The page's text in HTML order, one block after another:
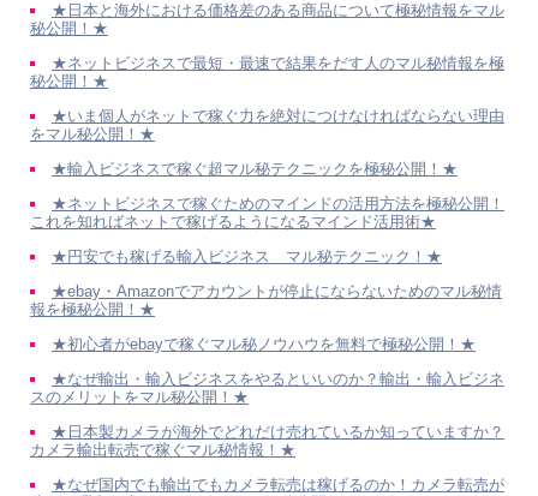
★日本と海外における価格差のある商品について極秘情報をマル
秘公開！★
★ネットビジネスで最短・最速で結果をだす人のマル秘情報を極
秘公開！★
★いま個人がネットで稼ぐ力を絶対につけなければならない理由
をマル秘公開！★
★輸入ビジネスで稼ぐ超マル秘テクニックを極秘公開！★
★ネットビジネスで稼ぐためのマインドの活用方法を極秘公開！
これを知ればネットで稼げるようになるマインド活用術★
★円安でも稼げる輸入ビジネス マル秘テクニック！★
★ebay・Amazonでアカウントが停止にならないためのマル秘情
報を極秘公開！★
★初心者がebayで稼ぐマル秘ノウハウを無料で極秘公開！★
★なぜ輸出・輸入ビジネスをやるといいのか？輸出・輸入ビジネ
スのメリットをマル秘公開！★
★日本製カメラが海外でどれだけ売れているか知っていますか？
カメラ輸出転売で稼ぐマル秘情報！★
★なぜ国内でも輸出でもカメラ転売は稼げるのか！カメラ転売が